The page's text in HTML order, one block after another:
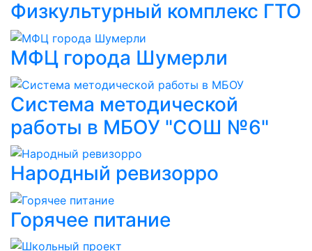
Физкультурный комплекс ГТО
МФЦ города Шумерли
Система методической
работы в МБОУ "СОШ №6"
Народный ревизорро
Горячее питание